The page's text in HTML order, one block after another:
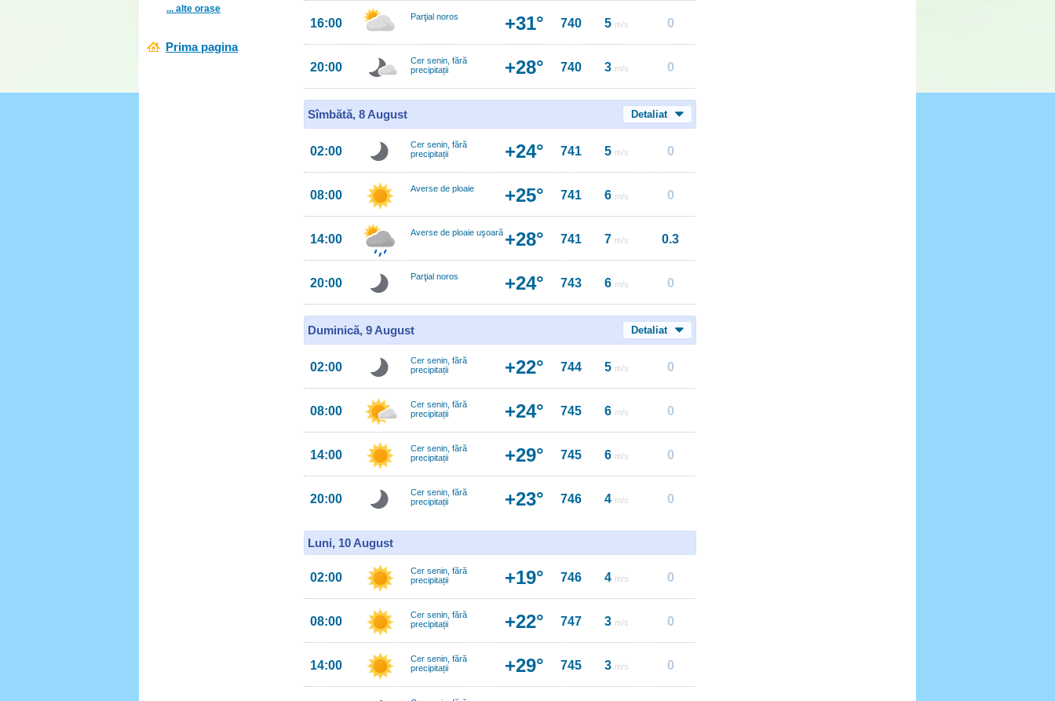
... alte orașe
Prima pagina
16:00 Parţial noros +31° 740 5 m/s 0
20:00
Cer senin, fără
precipitații
+28° 740 3 m/s 0
Sîmbătă, 8 August Detaliat
02:00
Cer senin, fără
precipitații
+24° 741 5 m/s 0
08:00 Averse de ploaie +25° 741 6 m/s 0
14:00 Averse de ploaie uşoară +28° 741 7 m/s 0.3
20:00 Parţial noros +24° 743 6 m/s 0
Duminică, 9 August Detaliat
02:00
Cer senin, fără
precipitații
+22° 744 5 m/s 0
08:00
Cer senin, fără
precipitații
+24° 745 6 m/s 0
14:00
Cer senin, fără
precipitații
+29° 745 6 m/s 0
20:00
Cer senin, fără
precipitații
+23° 746 4 m/s 0
Luni, 10 August
02:00
Cer senin, fără
precipitații
+19° 746 4 m/s 0
08:00
Cer senin, fără
precipitații
+22° 747 3 m/s 0
14:00
Cer senin, fără
precipitații
+29° 745 3 m/s 0